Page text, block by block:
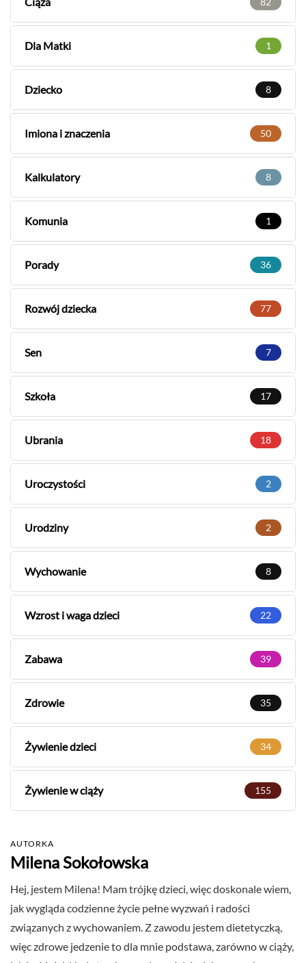
Dla Matki 1
Dziecko 8
Imiona i znaczenia 50
Kalkulatory 8
Komunia 1
Porady 36
Rozwój dziecka 77
Sen 7
Szkoła 17
Ubrania 18
Uroczystości 2
Urodziny 2
Wychowanie 8
Wzrost i waga dzieci 22
Zabawa 39
Zdrowie 35
Żywienie dzieci 34
Żywienie w ciąży 155
AUTORKA
Milena Sokołowska
Hej, jestem Milena! Mam trójkę dzieci, więc doskonale wiem,
jak wygląda codzienne życie pełne wyzwań i radości
związanych z wychowaniem. Z zawodu jestem dietetyczką,
więc zdrowe jedzenie to dla mnie podstawa, zarówno w ciąży,